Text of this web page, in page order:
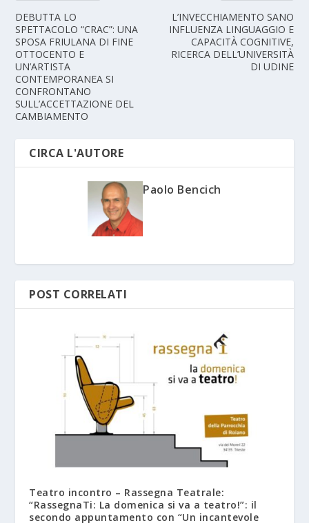
DEBUTTA LO
SPETTACOLO “CRAC”: UNA
SPOSA FRIULANA DI FINE
OTTOCENTO E
UN’ARTISTA
CONTEMPORANEA SI
CONFRONTANO
SULL’ACCETTAZIONE DEL
CAMBIAMENTO
L’INVECCHIAMENTO SANO
INFLUENZA LINGUAGGIO E
CAPACITÀ COGNITIVE,
RICERCA DELL’UNIVERSITÀ
DI UDINE
CIRCA L'AUTORE
Paolo Bencich
POST CORRELATI
Teatro incontro – Rassegna Teatrale:
“RassegnaTi: La domenica si va a teatro!”: il
secondo appuntamento con “Un incantevole